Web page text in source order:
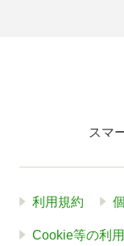
スマ
利用規約
Cookie等の利